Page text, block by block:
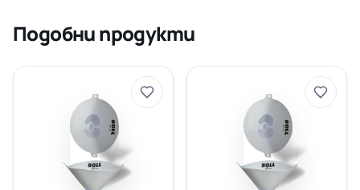
Подобни продукти